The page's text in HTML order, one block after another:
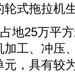
式拖拉机
25万平方
工、冲压
，具有较